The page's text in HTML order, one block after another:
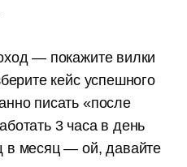
— покажите вилки
кейс успешного
писать «после
3 часа в день
в месяц — ой, давайте